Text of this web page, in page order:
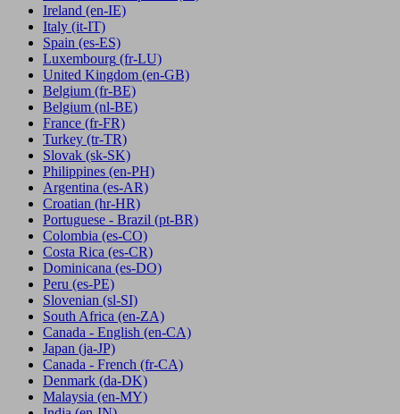
Ireland (en-IE)
Italy (it-IT)
Spain (es-ES)
Luxembourg (fr-LU)
United Kingdom (en-GB)
Belgium (fr-BE)
Belgium (nl-BE)
France (fr-FR)
Turkey (tr-TR)
Slovak (sk-SK)
Philippines (en-PH)
Argentina (es-AR)
Croatian (hr-HR)
Portuguese - Brazil (pt-BR)
Colombia (es-CO)
Costa Rica (es-CR)
Dominicana (es-DO)
Peru (es-PE)
Slovenian (sl-SI)
South Africa (en-ZA)
Canada - English (en-CA)
Japan (ja-JP)
Canada - French (fr-CA)
Denmark (da-DK)
Malaysia (en-MY)